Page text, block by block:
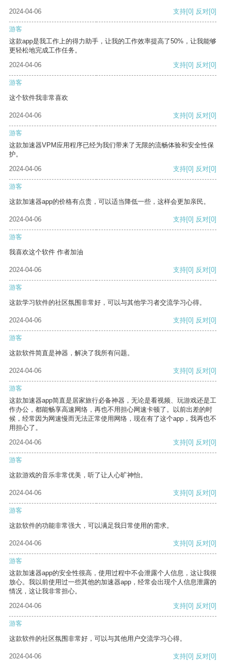
2024-04-06 支持[0] 反对[0]
游客
这款app是我工作上的得力助手，让我的工作效率提高了50%，让我能够
更轻松地完成工作任务。
2024-04-06
支持[0] 反对[0]
游客
这个软件我非常喜欢
2024-04-06 支持[0] 反对[0]
游客
这款加速器VPM应用程序已经为我们带来了无限的流畅体验和安全性保
护。
2024-04-06
支持[0] 反对[0]
游客
这款加速器app的价格有点贵，可以适当降低一些，这样会更加亲民。
2024-04-06 支持[0] 反对[0]
游客
我喜欢这个软件 作者加油
2024-04-06 支持[0] 反对[0]
游客
这款学习软件的社区氛围非常好，可以与其他学习者交流学习心得。
2024-04-06 支持[0] 反对[0]
游客
这款软件简直是神器，解决了我所有问题。
2024-04-06 支持[0] 反对[0]
游客
这款加速器app简直是居家旅行必备神器，无论是看视频、玩游戏还是工
作办公，都能畅享高速网络，再也不用担心网速卡顿了。以前出差的时
候，经常因为网速慢而无法正常使用网络，现在有了这个app，我再也不
用担心了。
2024-04-06
支持[0] 反对[0]
游客
这款游戏的音乐非常优美，听了让人心旷神怡。
2024-04-06 支持[0] 反对[0]
游客
这款软件的功能非常强大，可以满足我日常使用的需求。
2024-04-06 支持[0] 反对[0]
游客
这款加速器app的安全性很高，使用过程中不会泄露个人信息，这让我很
放心。我以前使用过一些其他的加速器app，经常会出现个人信息泄露的
情况，这让我非常担心。
2024-04-06
支持[0] 反对[0]
游客
这款软件的社区氛围非常好，可以与其他用户交流学习心得。
2024-04-06 支持[0] 反对[0]